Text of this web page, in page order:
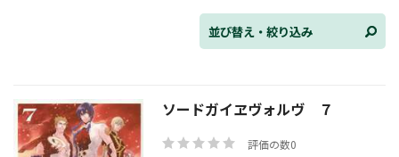
並び替え・絞り込み
ソードガイヱヴォルヴ ７
評価の数0